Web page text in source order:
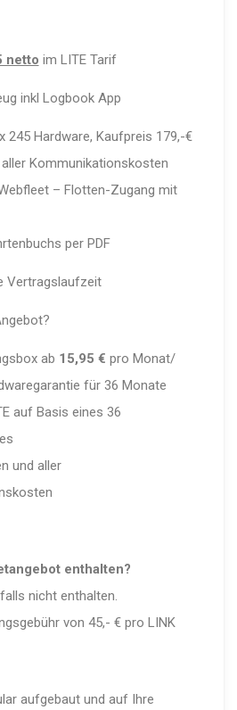
netto im LITE Tarif
inkl Logbook App
Hardware, Kaufpreis 179,-€
Kommunikationskosten
– Flotten-Zugang mit
per PDF
Vertragslaufzeit
ab 15,95 € pro Monat/
für 36 Monate
auf Basis eines 36
und aller
enthalten?
nicht enthalten.
von 45,- € pro LINK
aufgebaut und auf Ihre